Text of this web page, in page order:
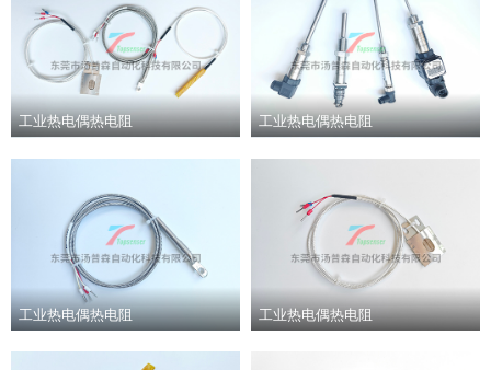
工业热电偶热电阻 工业热电偶热电阻
工业热电偶热电阻 工业热电偶热电阻